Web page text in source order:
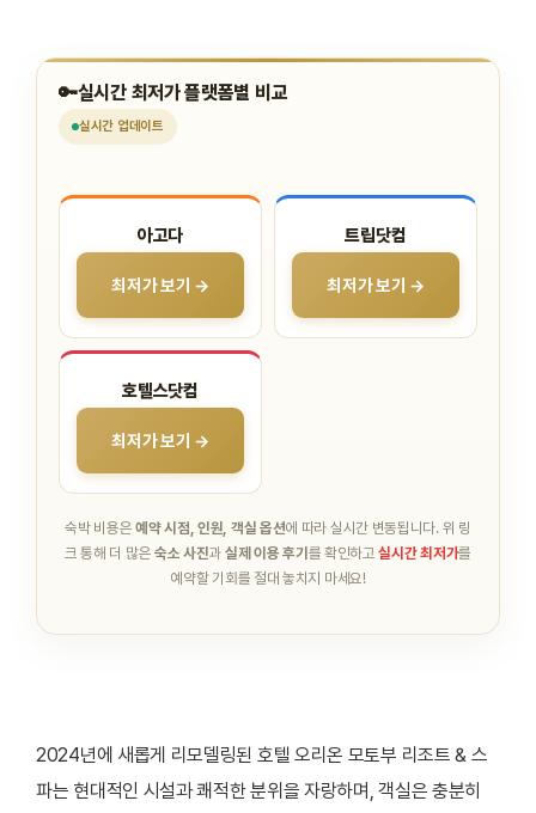
🔑실시간 최저가 플랫폼별 비교
실시간 업데이트
아고다
최저가 보기 →
트립닷컴
최저가 보기 →
호텔스닷컴
최저가 보기 →
숙박 비용은예약 시점, 인원, 객실 옵션에 따라 실시간 변동됩니다. 위 링
크 통해 더 많은 숙소 사진과 실제 이용 후기를 확인하고실시간 최저가를
예약할 기회를 절대 놓치지 마세요!
2024년에 새롭게 리모델링된 호텔 오리온 모토부 리조트 & 스
파는 현대적인 시설과 쾌적한 분위을 자랑하며, 객실은 충분히